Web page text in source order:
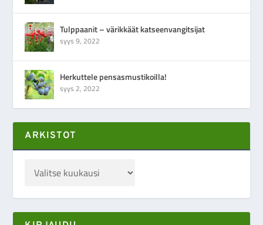
Tulppaanit – värikkäät katseenvangitsijat
syys 9, 2022
Herkuttele pensasmustikoilla!
syys 2, 2022
ARKISTOT